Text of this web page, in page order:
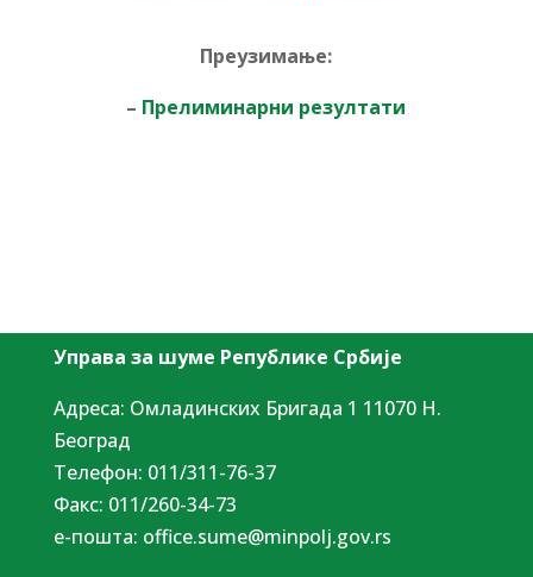
Преузимање:
– Прелиминарни резултати
Управа за шуме Републике Србије
Адреса: Омладинских Бригада 1 11070 Н.
Београд
Tелефон: 011/311-76-37
Факс: 011/260-34-73
е-пошта: office.sume@minpolj.gov.rs